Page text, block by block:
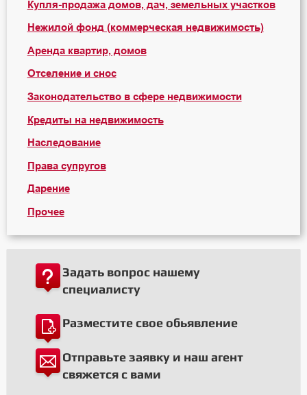
Купля-продажа домов, дач, земельных участков
Нежилой фонд (коммерческая недвижимость)
Аренда квартир, домов
Отселение и снос
Законодательство в сфере недвижимости
Кредиты на недвижимость
Наследование
Права супругов
Дарение
Прочее
Задать вопрос нашему
специалисту
Разместите свое обьявление
Отправьте заявку и наш агент
свяжется с вами